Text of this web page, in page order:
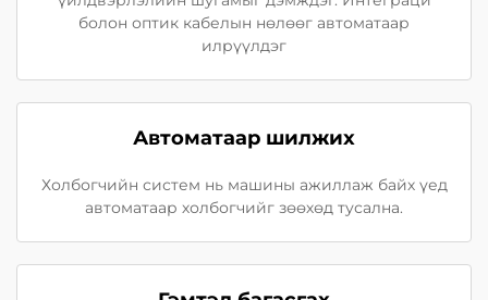
болон оптик кабелын нөлөөг автоматаар
илрүүлдэг
Автоматаар шилжих
Холбогчийн систем нь машины ажиллаж байх үед
автоматаар холбогчийг зөөхөд тусална.